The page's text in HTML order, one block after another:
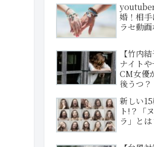
婚！相
ラセ動
【竹内
ナイト
CM女優
後うつ？
新しい
ト!？「
ラ」とは